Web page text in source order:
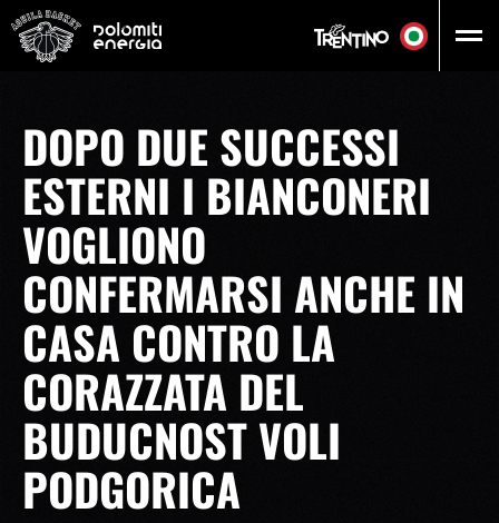
DOPO DUE SUCCESSI
ESTERNI I BIANCONERI
VOGLIONO
CONFERMARSI ANCHE IN
CASA CONTRO LA
CORAZZATA DEL
BUDUCNOST VOLI
PODGORICA